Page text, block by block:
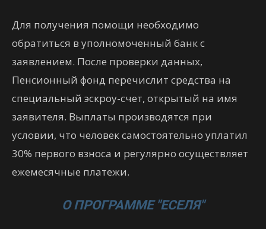
Для получения помощи необходимо
обратиться в уполномоченный банк с
заявлением. После проверки данных,
Пенсионный фонд перечислит средства на
специальный эскроу-счет, открытый на имя
заявителя. Выплаты производятся при
условии, что человек самостоятельно уплатил
30% первого взноса и регулярно осуществляет
ежемесячные платежи.
О ПРОГРАММЕ "ЕСЕЛЯ"